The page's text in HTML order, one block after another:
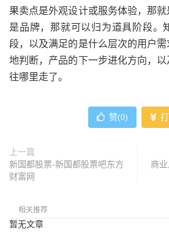
果卖点是外观设计或服务体验，那
是品牌，那就可以归为道具阶段。
段，以及满足的是什么层次的用户
地判断，产品的下一步进化方向，
往哪里走了。
赞(0)
上一篇
新国都股票-新国都股票吧东方
财富网
商
相关推荐
暂无文章